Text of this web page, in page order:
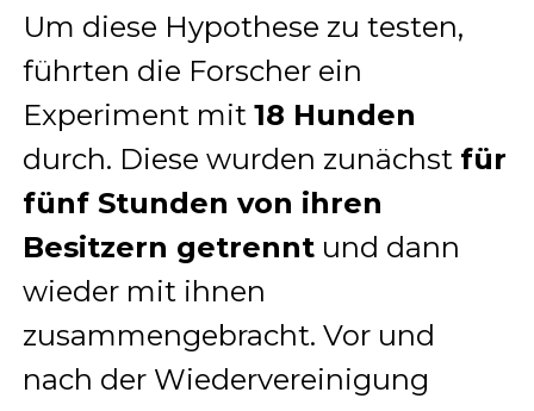
Um diese Hypothese zu testen,
führten die Forscher ein
Experiment mit 18 Hunden
durch. Diese wurden zunächst für
fünf Stunden von ihren
Besitzern getrenntund dann
wieder mit ihnen
zusammengebracht. Vor und
nach der Wiedervereinigung